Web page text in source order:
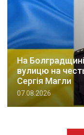
На
вулицю на
Сергія Магли
07.08.2026